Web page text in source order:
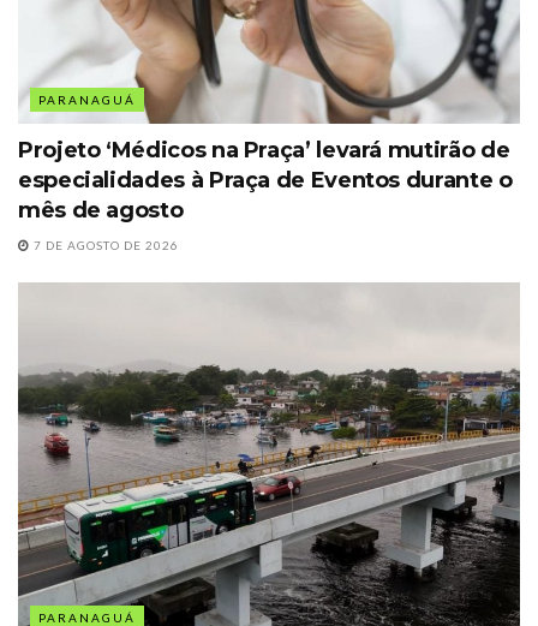
PARANAGUÁ
Projeto ‘Médicos na Praça’ levará mutirão de
especialidades à Praça de Eventos durante o
mês de agosto
7 DE AGOSTO DE 2026
PARANAGUÁ